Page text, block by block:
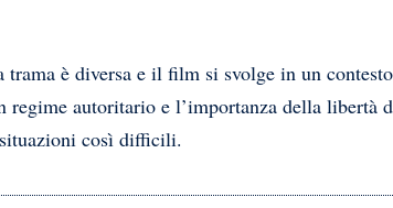
è diversa e il film si svolge in un
autoritario e l’importanza della libertà
così difficili.